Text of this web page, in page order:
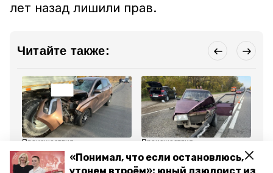
«Понимал, что если остановлюсь,
лет назад лишили прав.
Читайте также:
Происшествия
24 октября 2023, 09:51
Трое девушек попали в
Происшествия
24 октября 2023, 09:13
Пенсионер погиб в ДТП